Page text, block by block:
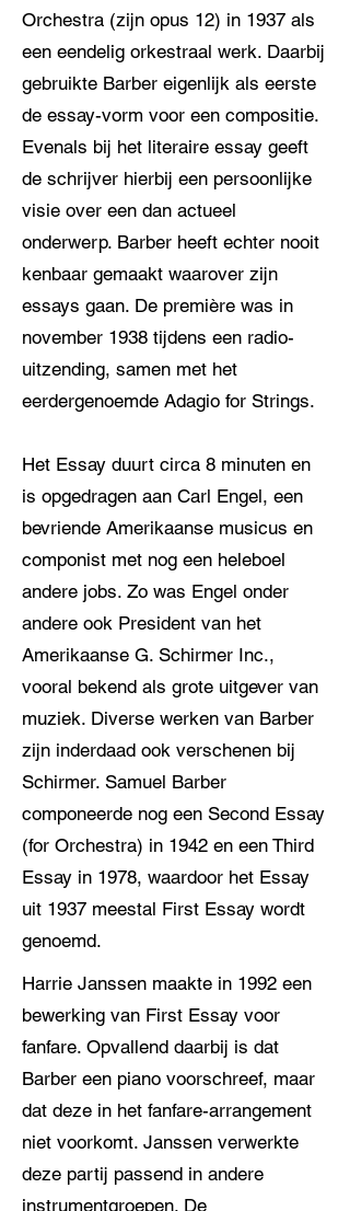
Orchestra (zijn opus 12) in 1937 als
een eendelig orkestraal werk. Daarbij
gebruikte Barber eigenlijk als eerste
de essay-vorm voor een compositie.
Evenals bij het literaire essay geeft
de schrijver hierbij een persoonlijke
visie over een dan actueel
onderwerp. Barber heeft echter nooit
kenbaar gemaakt waarover zijn
essays gaan. De première was in
november 1938 tijdens een radio-
uitzending, samen met het
eerdergenoemde Adagio for Strings.
Het Essay duurt circa 8 minuten en
is opgedragen aan Carl Engel, een
bevriende Amerikaanse musicus en
componist met nog een heleboel
andere jobs. Zo was Engel onder
andere ook President van het
Amerikaanse G. Schirmer Inc.,
vooral bekend als grote uitgever van
muziek. Diverse werken van Barber
zijn inderdaad ook verschenen bij
Schirmer. Samuel Barber
componeerde nog een Second Essay
(for Orchestra) in 1942 en een Third
Essay in 1978, waardoor het Essay
uit 1937 meestal First Essay wordt
genoemd.
Harrie Janssen maakte in 1992 een
bewerking van First Essay voor
fanfare. Opvallend daarbij is dat
Barber een piano voorschreef, maar
dat deze in het fanfare-arrangement
niet voorkomt. Janssen verwerkte
deze partij passend in andere
instrumentgroepen. De